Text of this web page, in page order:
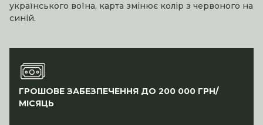
українського воїна, карта змінює колір з червоного на
синій.
ГРОШОВЕ ЗАБЕЗПЕЧЕННЯ ДО 200 000 ГРН/
МІСЯЦЬ